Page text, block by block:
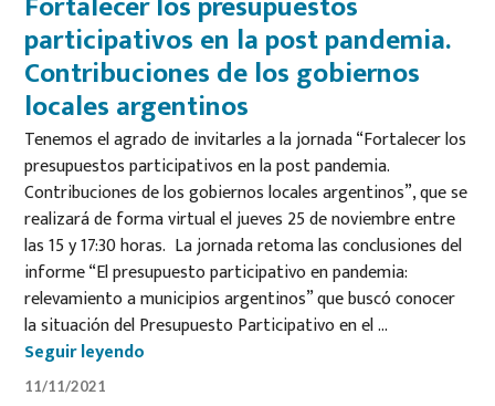
participativos en la post pandemia.
Contribuciones de los gobiernos
locales argentinos
Tenemos el agrado de invitarles a la jornada “Fortalecer los
presupuestos participativos en la post pandemia.
Contribuciones de los gobiernos locales argentinos”, que se
realizará de forma virtual el jueves 25 de noviembre entre
las 15 y 17:30 horas. La jornada retoma las conclusiones del
informe “El presupuesto participativo en pandemia:
relevamiento a municipios argentinos” que buscó conocer
la situación del Presupuesto Participativo en el …
Seguir leyendo
11/11/2021